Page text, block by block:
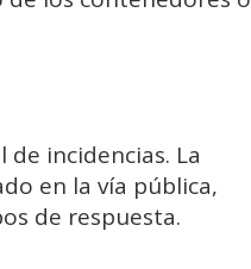
incidencias. La
en la vía pública,
de respuesta.